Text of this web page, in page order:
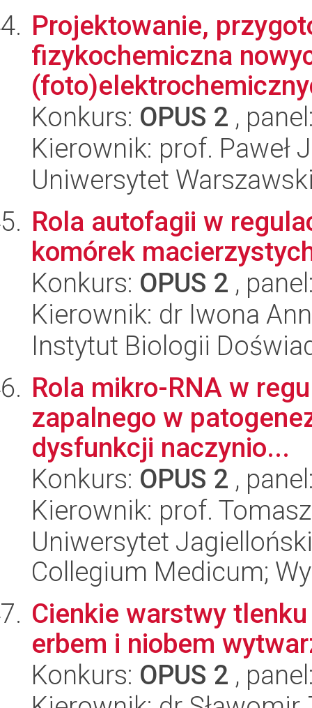
Projektowanie,
fizykochemiczna
Konkurs: OPUS 2 ,
Kierownik: prof. Paweł
Uniwersytet
Rola autofagii w
komórek
Konkurs: OPUS 2 ,
Kierownik: dr Iwona
Instytut Biologii
Rola mikro-RNA w
zapalnego w
dysfunkcji naczynio...
Konkurs: OPUS 2 ,
Kierownik: prof.
Uniwersytet
Collegium Medicum;
Cienkie warstwy
erbem i niobem
Konkurs: OPUS 2 ,